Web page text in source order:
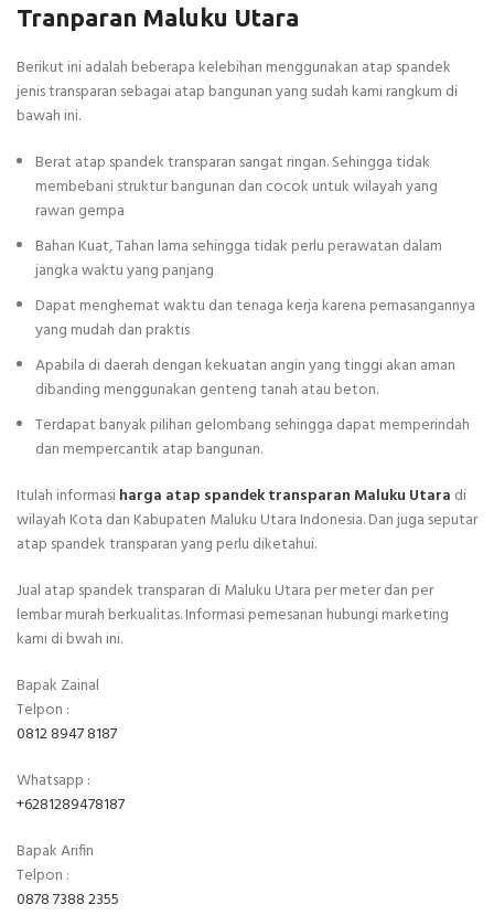
Tranparan Maluku Utara
Berikut ini adalah beberapa kelebihan menggunakan atap spandek
jenis transparan sebagai atap bangunan yang sudah kami rangkum di
bawah ini.
Berat atap spandek transparan sangat ringan. Sehingga tidak
membebani struktur bangunan dan cocok untuk wilayah yang
rawan gempa
Bahan Kuat, Tahan lama sehingga tidak perlu perawatan dalam
jangka waktu yang panjang
Dapat menghemat waktu dan tenaga kerja karena pemasangannya
yang mudah dan praktis
Apabila di daerah dengan kekuatan angin yang tinggi akan aman
dibanding menggunakan genteng tanah atau beton.
Terdapat banyak pilihan gelombang sehingga dapat memperindah
dan mempercantik atap bangunan.
Itulah informasiharga atap spandek transparan Maluku Utara di
wilayah Kota dan Kabupaten Maluku Utara Indonesia. Dan juga seputar
atap spandek transparan yang perlu diketahui.
Jual atap spandek transparan di Maluku Utara per meter dan per
lembar murah berkualitas. Informasi pemesanan hubungi marketing
kami di bwah ini.
Bapak Zainal
Telpon :
0812 8947 8187
Whatsapp :
+6281289478187
Bapak Arifin
Telpon :
0878 7388 2355